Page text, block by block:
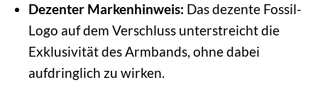
Dezenter Markenhinweis: Das dezente Fossil-
Logo auf dem Verschluss unterstreicht die
Exklusivität des Armbands, ohne dabei
aufdringlich zu wirken.